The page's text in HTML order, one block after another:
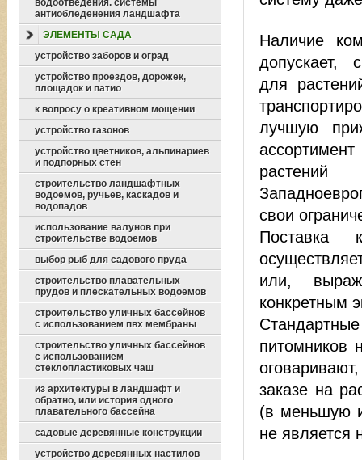
Наличие
допускает,
для
лучшую
свои
Поставка
или,
конкретным
питомников
заказе на
(в меньшую
не является
водоотведения. системы
антиобледенения ландшафта
ЭЛЕМЕНТЫ САДА
устройство заборов и оград
устройство проездов, дорожек,
площадок и патио
к вопросу о креативном мощении
устройство газонов
устройство цветников, альпинариев
и подпорных стен
строительство ландшафтных
водоемов, ручьев, каскадов и
водопадов
использование валунов при
строительстве водоемов
выбор рыб для садового пруда
строительство плавательных
прудов и плескательных водоемов
строительство уличных бассейнов
с использованием пвх мембраны
строительство уличных бассейнов
с использованием
стеклопластиковых чаш
из архитектуры в ландшафт и
обратно, или история одного
плавательного бассейна
садовые деревянные конструкции
устройство деревянных настилов